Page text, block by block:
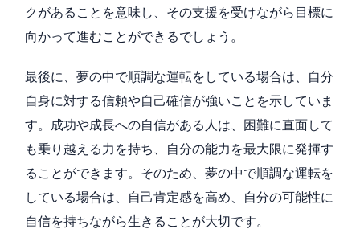
クがあることを意味し、その支援を受けながら目標に
向かって進むことができるでしょう。
最後に、夢の中で順調な運転をしている場合は、自分
自身に対する信頼や自己確信が強いことを示していま
す。成功や成長への自信がある人は、困難に直面して
も乗り越える力を持ち、自分の能力を最大限に発揮す
ることができます。そのため、夢の中で順調な運転を
している場合は、自己肯定感を高め、自分の可能性に
自信を持ちながら生きることが大切です。